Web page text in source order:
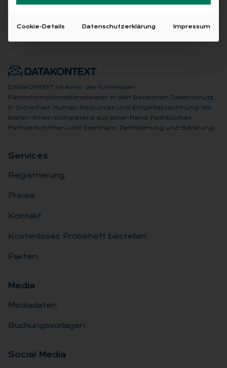
DATAKONTEXT ist einer der führenden
Fachinformationsdienstleister in den Bereichen Datenschutz,
IT-Sicherheit, Human Resources und Entgeltabrechnung. Wir
bieten Ihnen Kompetenz aus einer Hand: Fachbücher,
Fachzeitschriften und Seminare, Zertifizierung und Beratung.
Ser­vices
Registrierung
Preise
Kontakt
Kostenloses Probeheft bestellen
Fakten
Me­dia
Mediadaten
Buchungsvorlagen
So­ci­al Me­dia
Cookie-Details Datenschutzerklärung Impressum